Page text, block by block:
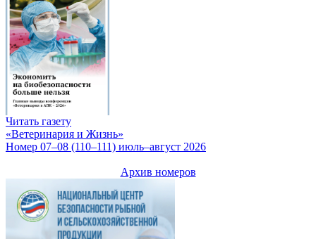
Читать газету
«Ветеринария и Жизнь»
Номер 07–08 (110–111) июль–август 2026
Архив номеров